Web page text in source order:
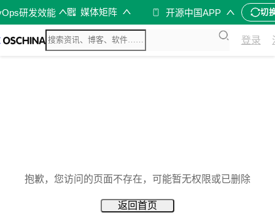
研发效能 媒体矩阵 开源中国APP 切
登录
抱歉，您访问的页面不存在，可能暂无权限或已删除
返回首页